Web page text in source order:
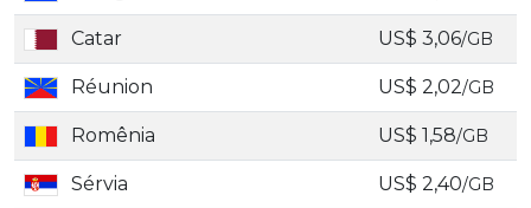
Catar US$ 3,06/GB
Réunion US$ 2,02/GB
Romênia US$ 1,58/GB
Sérvia US$ 2,40/GB